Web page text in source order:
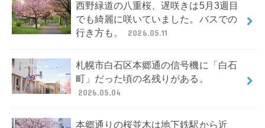
西野緑道の八重桜、遅咲きは5月3週目
でも綺麗に咲いていました。バスでの
行き方も。
2026.05.11
札幌市白石区本郷通の信号機に「白石
町」だった頃の名残りがある。
2026.05.04
本郷通りの桜並木は地下鉄駅から近